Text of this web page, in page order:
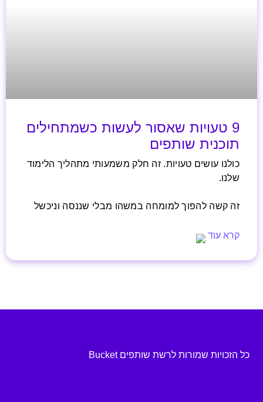
9 טעויות שאסור לעשות כשמתחילים
תוכנית שותפים
כולנו עושים טעויות. זה חלק משמעותי מתהליך הלימוד
שלנו.
זה קשה להפוך למומחה במשהו מבלי שננסה וניכשל
קרא עוד
כל הזכויות שמורות לרשת שותפים Bucket